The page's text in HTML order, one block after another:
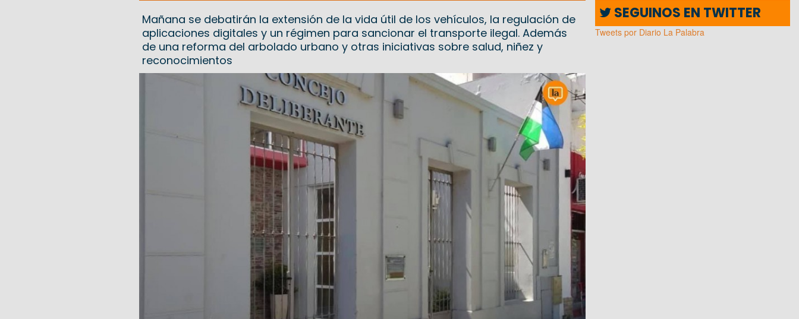
Mañana se debatirán la extensión de la vida útil de los vehículos, la regulación de
aplicaciones digitales y un régimen para sancionar el transporte ilegal. Además
de una reforma del arbolado urbano y otras iniciativas sobre salud, niñez y
reconocimientos
SEGUINOS EN TWITTER
Tweets por Diario La Palabra